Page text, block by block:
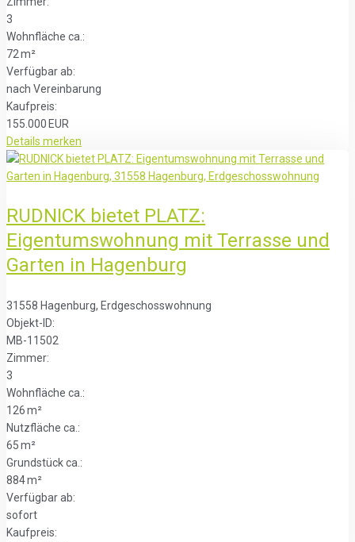
3
Wohnfläche ca.:
72 m²
Verfügbar ab:
nach Vereinbarung
Kaufpreis:
155.000 EUR
Details merken
RUDNICK bietet PLATZ:
Eigentumswohnung mit Terrasse und
Garten in Hagenburg
31558 Hagenburg, Erdgeschosswohnung
Objekt-ID:
MB-11502
Zimmer:
3
Wohnfläche ca.:
126 m²
Nutzfläche ca.:
65 m²
Grund­stück ca.:
884 m²
Verfügbar ab:
sofort
Kaufpreis: